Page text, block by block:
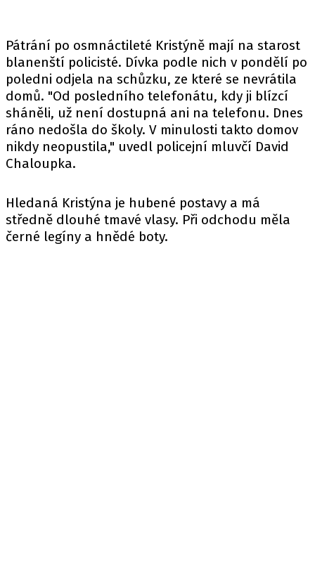
Pátrání po osmnáctileté Kristýně mají na starost
blanenští policisté. Dívka podle nich v pondělí po
poledni odjela na schůzku, ze které se nevrátila
domů. "Od posledního telefonátu, kdy ji blízcí
sháněli, už není dostupná ani na telefonu. Dnes
ráno nedošla do školy. V minulosti takto domov
nikdy neopustila," uvedl policejní mluvčí David
Chaloupka.
Hledaná Kristýna je hubené postavy a má
středně dlouhé tmavé vlasy. Při odchodu měla
černé legíny a hnědé boty.